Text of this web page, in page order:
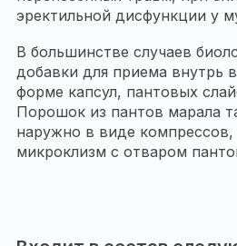
эректильной дисфункции у
В большинстве случаев
добавки для приема внутрь
форме капсул, пантовых
Порошок из пантов марала
наружно в виде
микроклизм с отваром